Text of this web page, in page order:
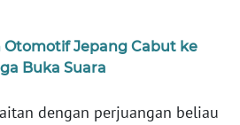
Otomotif Jepang Cabut ke
Buka Suara
dengan perjuangan beliau